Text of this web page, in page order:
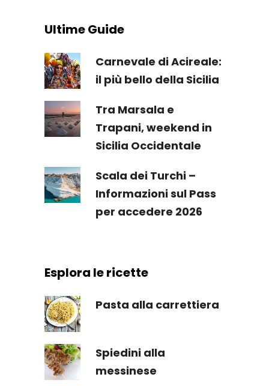
Ultime Guide
Carnevale di Acireale:
il più bello della Sicilia
Tra Marsala e
Trapani, weekend in
Sicilia Occidentale
Scala dei Turchi –
Informazioni sul Pass
per accedere 2026
Esplora le ricette
Pasta alla carrettiera
Spiedini alla
messinese